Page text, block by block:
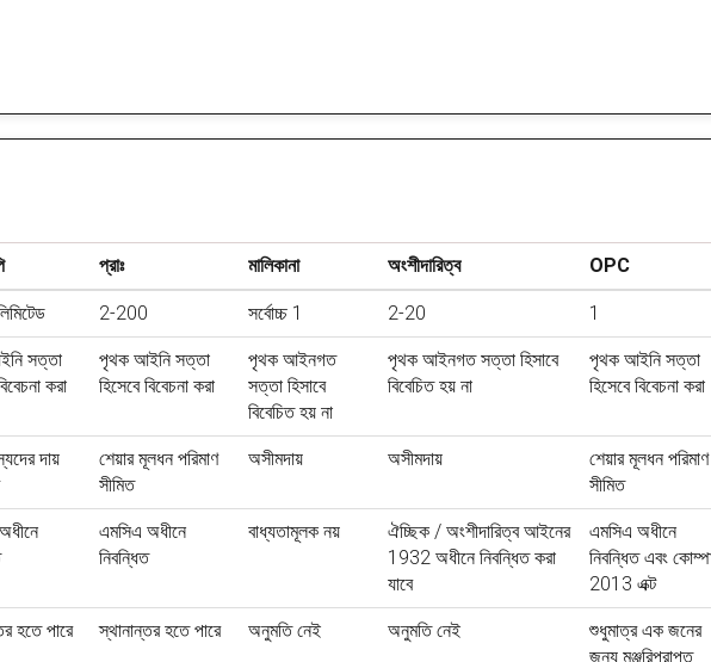
প্রাঃ মালিকানা অংশীদারিত্ব OPC
2-200 সর্বোচ্চ 1 2-20 1
সত্তা
করা
পৃথক আইনি সত্তা
হিসেবে বিবেচনা করা
পৃথক আইনগত
সত্তা হিসাবে
বিবেচিত হয় না
পৃথক আইনগত সত্তা হিসাবে
বিবেচিত হয় না
পৃথক আইনি সত্তা
হিসেবে বিবেচনা করা
দায়
শেয়ার মূলধন পরিমাণ
সীমিত
অসীমদায় অসীমদায়
শেয়ার মূলধন পরিমাণ
সীমিত
এমসিএ অধীনে
নিবন্ধিত
বাধ্যতামূলক নয়
ঐচ্ছিক / অংশীদারিত্ব আইনের
1932 অধীনে নিবন্ধিত করা
যাবে
এমসিএ অধীনে
নিবন্ধিত এবং
2013 এক্ট
হতে পারে স্থানান্তর হতে পারে অনুমতি নেই অনুমতি নেই
শুধুমাত্র এক জনের
জন্য মঞ্জুরিপ্রাপ্ত